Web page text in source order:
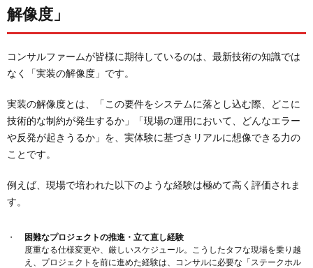
解像度」
コンサルファームが皆様に期待しているのは、最新技術の知識では
なく「実装の解像度」です。
実装の解像度とは、「この要件をシステムに落とし込む際、どこに
技術的な制約が発生するか」「現場の運用において、どんなエラー
や反発が起きうるか」を、実体験に基づきリアルに想像できる力の
ことです。
例えば、現場で培われた以下のような経験は極めて高く評価されま
す。
困難なプロジェクトの推進・立て直し経験
度重なる仕様変更や、厳しいスケジュール。こうしたタフな現場を乗り越
え、プロジェクトを前に進めた経験は、コンサルに必要な「ステークホル